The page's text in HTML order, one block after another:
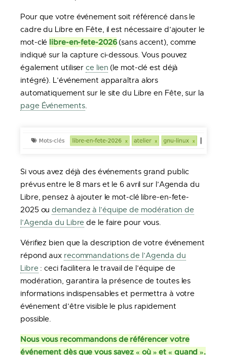
Pour que votre événement soit référencé dans le
cadre du Libre en Fête, il est nécessaire d’ajouter le
mot-clé libre-en-fete-2026(sans accent), comme
indiqué sur la capture ci-dessous. Vous pouvez
également utiliserce lien (le mot-clé est déjà
intégré). L’événement apparaîtra alors
automatiquement sur le site du Libre en Fête, sur la
page Événements.
Si vous avez déjà des événements grand public
prévus entre le 8 mars et le 6 avril sur l’Agenda du
Libre, pensez à ajouter le mot-clé libre-en-fete-
2025 oudemandez à l’équipe de modération de
l’Agenda du Libre de le faire pour vous.
Vérifiez bien que la description de votre événement
répond aux recommandations de l’Agenda du
Libre: ceci facilitera le travail de l’équipe de
modération, garantira la présence de toutes les
informations indispensables et permettra à votre
événement d’être visible le plus rapidement
possible.
Nous vous recommandons de référencer votre
événement dès que vous savez « où » et « quand ».